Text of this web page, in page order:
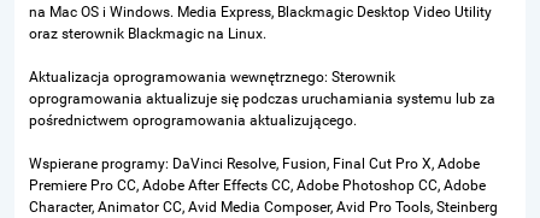
na Mac OS i Windows. Media Express, Blackmagic Desktop Video Utility
oraz sterownik Blackmagic na Linux.
Aktualizacja oprogramowania wewnętrznego: Sterownik
oprogramowania aktualizuje się podczas uruchamiania systemu lub za
pośrednictwem oprogramowania aktualizującego.
Wspierane programy: DaVinci Resolve, Fusion, Final Cut Pro X, Adobe
Premiere Pro CC, Adobe After Effects CC, Adobe Photoshop CC, Adobe
Character, Animator CC, Avid Media Composer, Avid Pro Tools, Steinberg